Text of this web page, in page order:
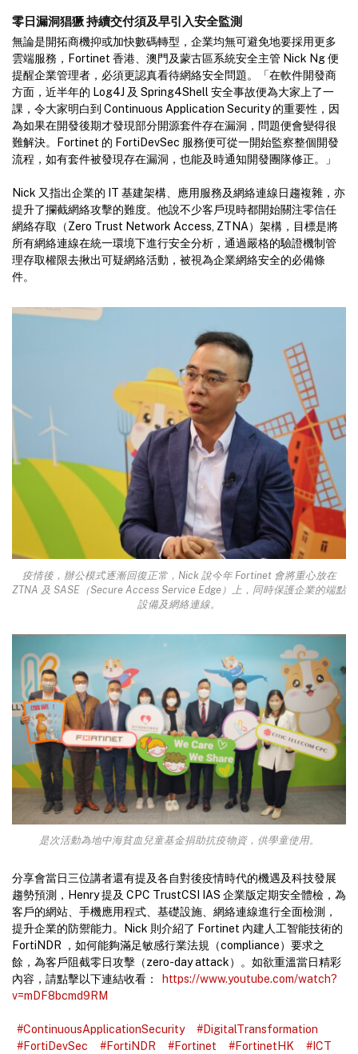
零日漏洞猖獗 持續交付須及早引入安全監測
無論是開拓商機抑或加快數碼轉型，企業均無可避免地要採用更多
雲端服務，Fortinet 香港、澳門及蒙古區系統安全主管 Nick Ng 便
提醒企業管理者，必須更認真看待網絡安全問題。「在軟件開發商
方面，近半年的 Log4J 及 Spring4Shell 安全事故便為大家上了一
課，令大家明白到 Continuous Application Security 的重要性，因
為如果在開發後期才發現部分開源套件存在漏洞，問題便會變得很
難解決。Fortinet 的 FortiDevSec 服務便可從一開始監察整個開發
流程，如有套件被發現存在漏洞，也能及時通知開發團隊修正。」
Nick 又指出企業的 IT 基建架構、應用服務及網絡連線日趨複雜，亦
提升了攔截網絡攻擊的難度。他說不少客戶現時都開始關注零信任
網絡存取（Zero Trust Network Access, ZTNA）架構，目標是將
所有網絡連線在統一環境下進行安全分析，通過嚴格的驗證機制管
理存取權限去揪出可疑網絡活動，被視為企業網絡安全的必備條
件。
疫情後，辦公模式逐漸回復正常，Nick 說今年 Fortinet 會將重心放在
ZTNA 及 SASE（Secure Access Service Edge）上，同時保護企業的端點
設備及網絡連線。
是次活動為地中海貧血兒童基金捐助抗疫物資，供學童使用。
分享會當日三位講者還有提及各自對後疫情時代的機遇及科技發展
趨勢預測，Henry 提及 CPC TrustCSI IAS 企業版定期安全體檢，為
客戶的網站、手機應用程式、基礎設施、網絡連線進行全面檢測，
提升企業的防禦能力。Nick 則介紹了 Fortinet 內建人工智能技術的
FortiNDR ，如何能夠滿足敏感行業法規（compliance）要求之
餘，為客戶阻截零日攻擊（zero-day attack）。如欲重溫當日精彩
內容，請點擊以下連結收看：
https://www.youtube.com/watch?
v=mDF8bcmd9RM
#ContinuousApplicationSecurity
#DigitalTransformation
#FortiDevSec
#FortiNDR #Fortinet #FortinetHK
#ICT